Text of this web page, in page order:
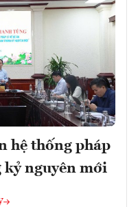
hệ thống pháp
nguyên mới